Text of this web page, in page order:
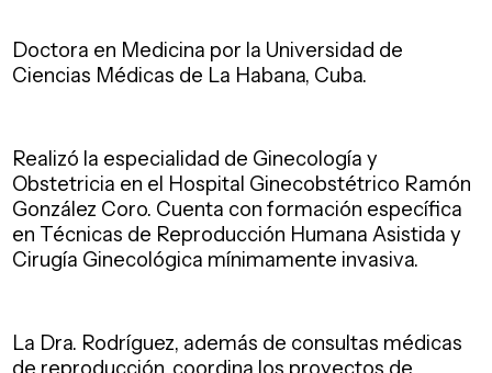
Doctora en Medicina por la Universidad de
Ciencias Médicas de La Habana, Cuba.
Realizó la especialidad de Ginecología y
Obstetricia en el Hospital Ginecobstétrico Ramón
González Coro. Cuenta con formación específica
en Técnicas de Reproducción Humana Asistida y
Cirugía Ginecológica mínimamente invasiva.
La Dra. Rodríguez, además de consultas médicas
de reproducción, coordina los proyectos de